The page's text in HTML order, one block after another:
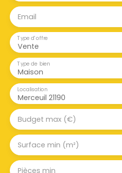
Email
Vente
Type d'offre
Maison
Type de bien
Merceuil 21190
Localisation
Budget max (€)
Surface min (m²)
Pièces min